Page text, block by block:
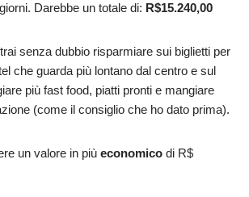
Darebbe un totale di: R$15.240,00
senza dubbio risparmiare sui biglietti per
che guarda più lontano dal centro e sul
più fast food, piatti pronti e mangiare
(come il consiglio che ho dato prima).
un valore in più economico di R$